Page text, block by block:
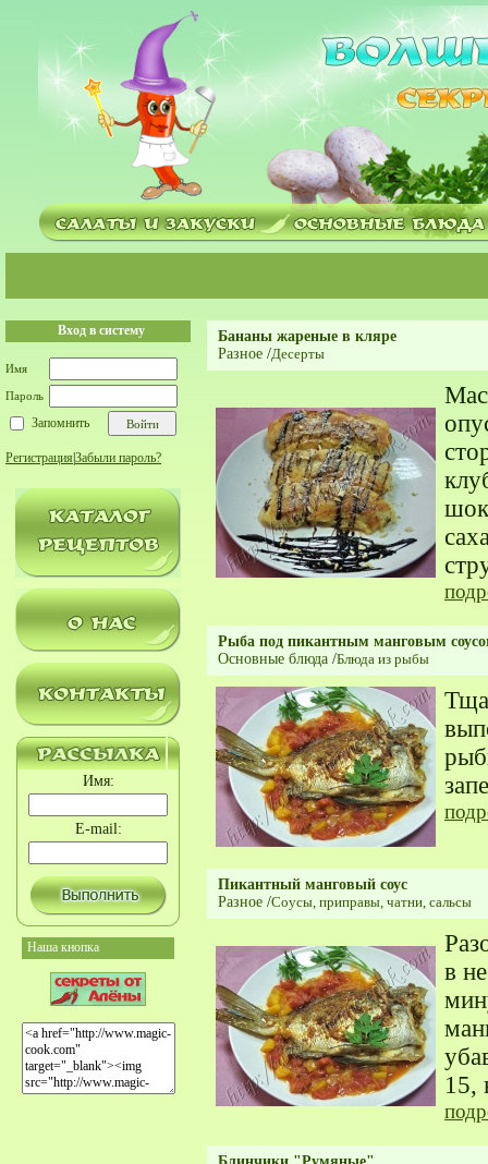
Вход в систему
Имя
Пароль
Запомнить
Регистрация Забыли пароль?
Имя:
E-mail:
Наша кнопка
Бананы жареные в кляре
Разное /Десерты
Рыба под пикантным манговым
Основные блюда /Блюда из рыбы
Пикантный манговый соус
Разное /Соусы, приправы, чатни, сальсы
в
15,